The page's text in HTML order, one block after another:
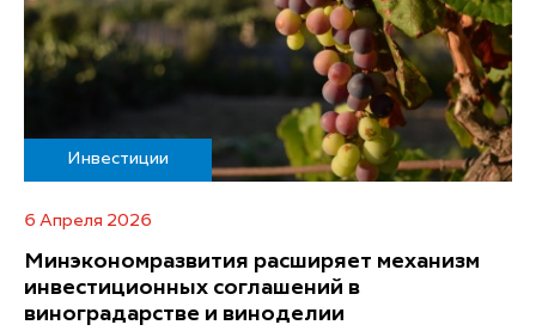
Инвестиции
6 Апреля 2026
Минэкономразвития расширяет механизм
инвестиционных соглашений в
виноградарстве и виноделии